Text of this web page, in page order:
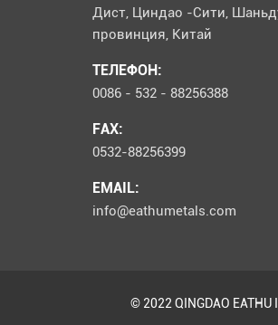
Дист, Циндао -Сити,
провинция, Китай
ТЕЛЕФОН:
0086 - 532 - 88256388
FAX:
0532-88256399
EMAIL:
info@eathumetals.com
© 2022 QINGDAO EATHU